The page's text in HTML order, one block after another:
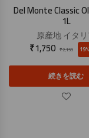
Del Monte Classic
1L
原産地イタ
₹2,159
₹1,750
続きを読む